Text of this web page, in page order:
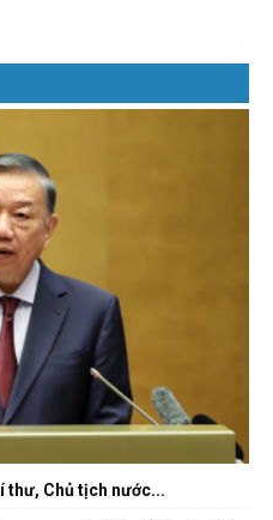
thư, Chủ tịch nước...